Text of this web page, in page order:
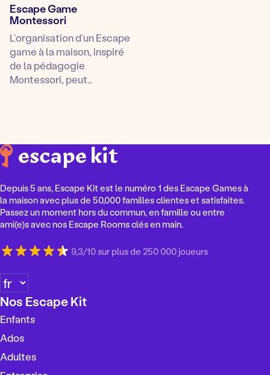
Escape Game
Montessori
L’organisation d’un Escape
game à la maison, inspiré
de la pédagogie
Montessori, peut…
Depuis 5 ans, Escape Kit est le numéro 1 des Escape Games à
la maison avec plus de 50,000 familles clientes et satisfaites.
Passez un moment hors du commun, en famille ou entre
ami(e)s avec nos Escape Rooms clés en main.
9,3/10 sur plus de 250 000 joueurs
C
h
o
i
s
r
Nos Escape Kit
Enfants
Ados
Adultes